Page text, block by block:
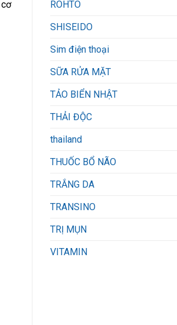
ROHTO
SHISEIDO
Sim điện thoại
SỮA RỬA MẶT
TẢO BIỂN NHẬT
THẢI ĐỘC
thailand
THUỐC BỔ NÃO
TRẮNG DA
TRANSINO
TRỊ MỤN
VITAMIN